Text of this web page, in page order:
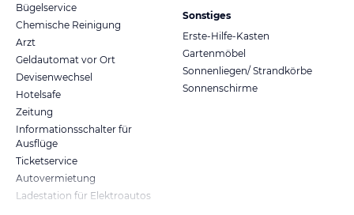
Bügelservice
Chemische Reinigung
Arzt
Geldautomat vor Ort
Devisenwechsel
Hotelsafe
Zeitung
Informationsschalter für
Ausflüge
Ticketservice
Autovermietung
Ladestation für Elektroautos
Sonstiges
Erste-Hilfe-Kasten
Gartenmöbel
Sonnenliegen/ Strandkörbe
Sonnenschirme